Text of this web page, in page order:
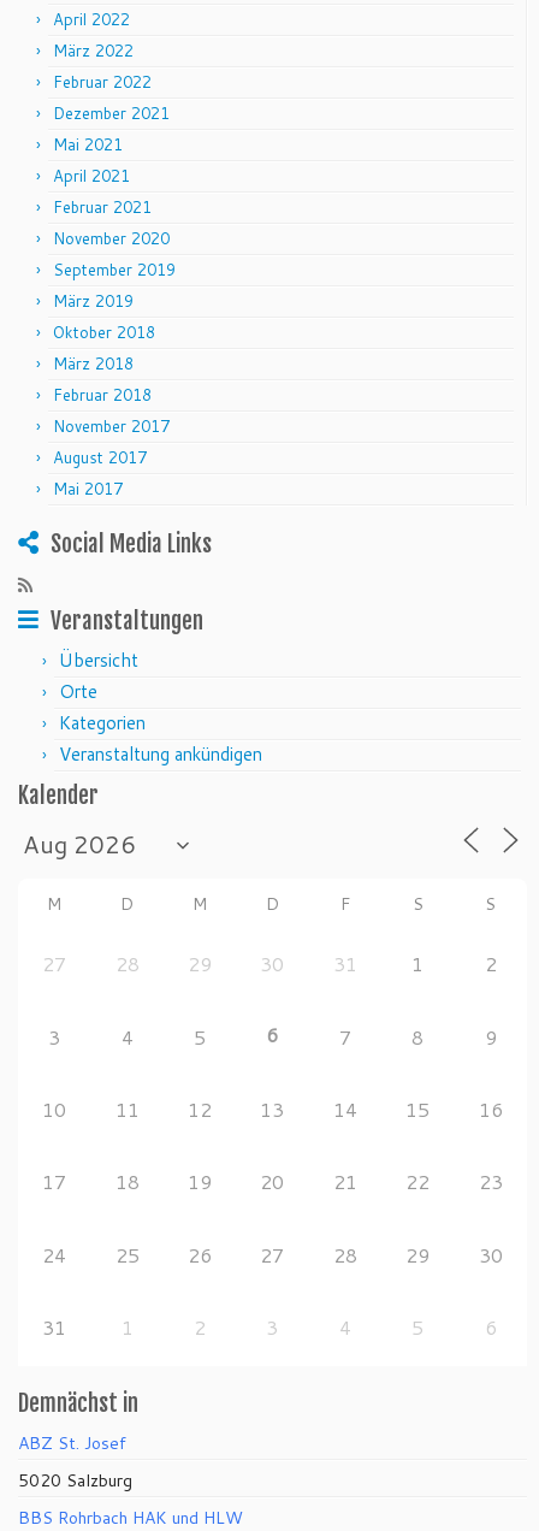
April 2022
März 2022
Februar 2022
Dezember 2021
Mai 2021
April 2021
Februar 2021
November 2020
September 2019
März 2019
Oktober 2018
März 2018
Februar 2018
November 2017
August 2017
Mai 2017
Social Media Links
Veranstaltungen
Übersicht
Orte
Kategorien
Veranstaltung ankündigen
Kalender
M D M D F S S
27 28 29 30 31 1 2
3 4 5 6 7 8 9
10 11 12 13 14 15 16
17 18 19 20 21 22 23
24 25 26 27 28 29 30
31 1 2 3 4 5 6
Demnächst in
ABZ St. Josef
5020 Salzburg
BBS Rohrbach HAK und HLW